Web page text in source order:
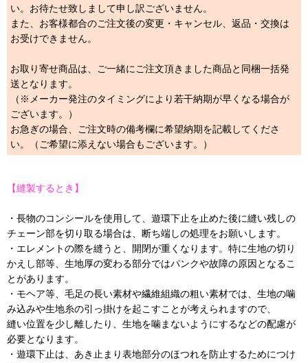
い。お待たせ致しまして申し訳ございません。
また、お客様都合のご注文後の変更・キャンセル、返品・交換は
お受けできません。
お取り寄せ商品は、ご一緒にご注文頂きました商品と同梱一括発
送となります。
（※メーカー発注のタイミングにより若干納期が早くなる場合が
ございます。）
お急ぎの場合、ご注文時の備考欄に希望納期を記載してくださ
い。（ご希望に添えない場合もございます。）
【縫製するとき】
・長物のコンシールを使用して、遊環下止を止めた後に縫い残しの
チェーン部を切り取る場合は、断ち端しの処理をお願いします。
・エレメントの際を縫うと、開閉が重くなります。特に生地の切り
かえし部等、生地厚の変わる部分ではパンクや故障の原因となるこ
とがあります。
・モヘア等、毛足の長い素材や繊維組織の粗い素材では、生地の噛
み込みや生地糸の引っ掛けを起こすことが考えられますので、
縫い位置を少し離したり、生地を噛まないようにするなどの配慮が
必要となります。
・遊環下止は、あき止まり表地部分のほつれを防止するためにつけ